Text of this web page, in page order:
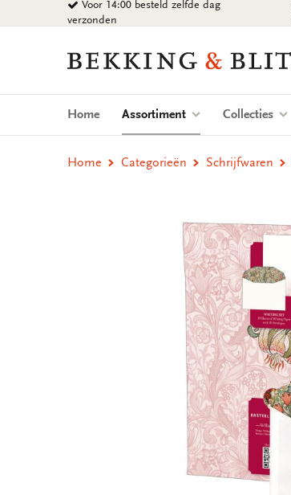
naar
Voor 14:00 besteld zelfde dag
verzonden
Bekking
Blitz
Uitgevers
Home Assortiment (current)Collecties
Home Categorieën Schrijfwaren